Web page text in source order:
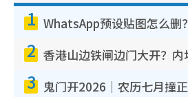
1
2
3